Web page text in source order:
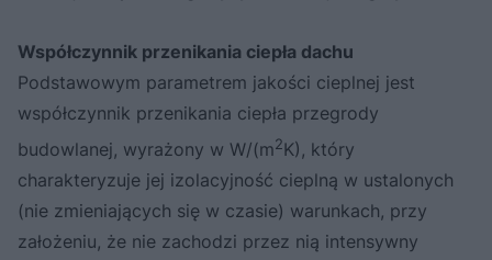
Współczynnik przenikania ciepła dachu
Podstawowym parametrem jakości cieplnej jest
współczynnik przenikania ciepła przegrody
budowlanej, wyrażony w W/(m2K), który
charakteryzuje jej izolacyjność cieplną w ustalonych
(nie zmieniających się w czasie) warunkach, przy
założeniu, że nie zachodzi przez nią intensywny